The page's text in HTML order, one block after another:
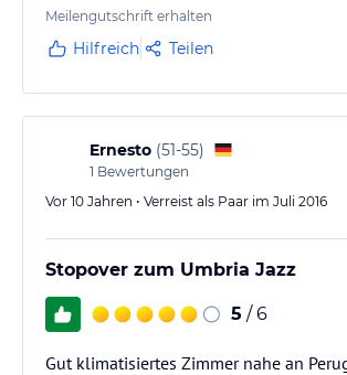
Meilengutschrift erhalten
Hilfreich Teilen
Ernesto (51-55)
1 Bewertungen
Vor 10 Jahren • Verreist als Paar im Juli 2016
Stopover zum Umbria Jazz
5 / 6
Gut klimatisiertes Zimmer nahe an